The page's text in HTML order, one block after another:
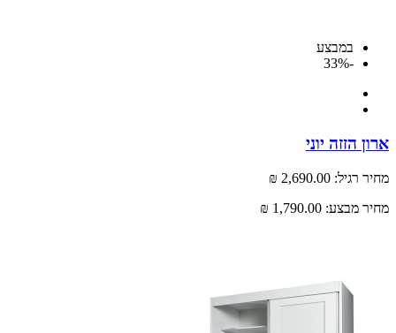
במבצע
הזזה יוני
רגיל: 2,690.00 ₪
מבצע: 1,790.00 ₪